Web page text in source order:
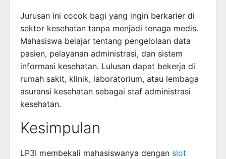
Jurusan ini cocok bagi yang ingin berkarier di
sektor kesehatan tanpa menjadi tenaga medis.
Mahasiswa belajar tentang pengelolaan data
pasien, pelayanan administrasi, dan sistem
informasi kesehatan. Lulusan dapat bekerja di
rumah sakit, klinik, laboratorium, atau lembaga
asuransi kesehatan sebagai staf administrasi
kesehatan.
Kesimpulan
LP3I membekali mahasiswanya dengan slot